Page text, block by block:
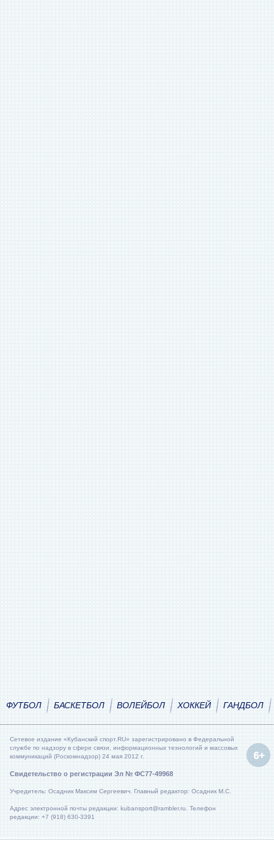
ФУТБОЛ БАСКЕТБОЛ ВОЛЕЙБОЛ ХОККЕЙ ГАНДБОЛ
Сетевое издание «Кубанский спорт.RU» зарегистрировано в Федеральной
службе по надзору в сфере связи, информационных технологий и массовых
коммуникаций (Роскомнадзор) 24 мая 2012 г.
Свидетельство о регистрации Эл № ФС77-49968
Учредитель: Осадник Максим Сергеевич. Главный редактор: Осадник М.С.
Адрес электронной почты редакции: kubansport@rambler.ru. Телефон
редакции: +7 (918) 630-3391